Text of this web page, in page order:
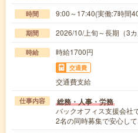
時間 9:00～17:40(実働:7時間
期間 2026/10/上旬～長期（3
時給 時給1700円
交通費
交通費支給
仕事内容 総務・人事・労務
バックオフィス支援会社
2名の同時募集で安心し